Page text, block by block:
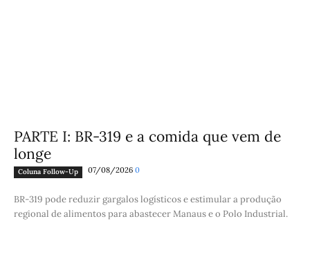
PARTE I: BR-319 e a comida que vem de
longe
Coluna Follow-Up 07/08/2026 0
BR-319 pode reduzir gargalos logísticos e estimular a produção
regional de alimentos para abastecer Manaus e o Polo Industrial.